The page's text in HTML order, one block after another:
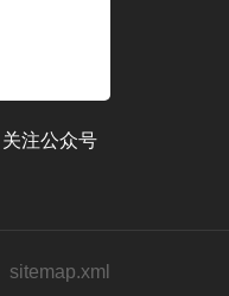
注公众号
sitemap.xml